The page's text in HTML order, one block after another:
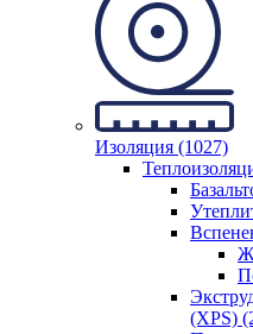
Изоляция (1027)
(XPS)